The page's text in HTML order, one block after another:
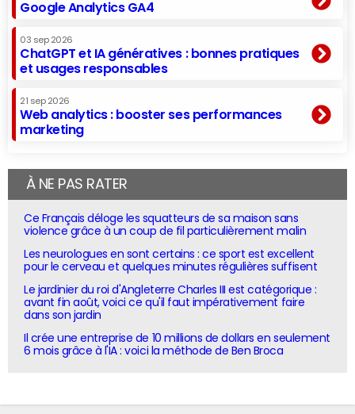
Google Analytics GA4
03 sep 2026
ChatGPT et IA génératives : bonnes pratiques
et usages responsables
21 sep 2026
Web analytics : booster ses performances
marketing
À NE PAS RATER
Ce Français déloge les squatteurs de sa maison sans
violence grâce à un coup de fil particulièrement malin
Les neurologues en sont certains : ce sport est excellent
pour le cerveau et quelques minutes régulières suffisent
Le jardinier du roi d'Angleterre Charles III est catégorique :
avant fin août, voici ce qu'il faut impérativement faire
dans son jardin
Il crée une entreprise de 10 millions de dollars en seulement
6 mois grâce à l'IA : voici la méthode de Ben Broca